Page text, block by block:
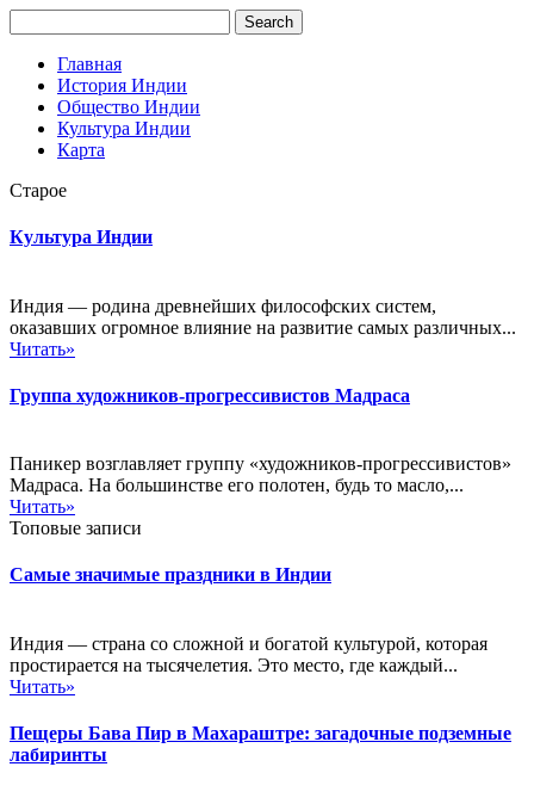
Главная
История Индии
Общество Индии
Культура Индии
Карта
Старое
Культура Индии
Индия — родина древнейших философских систем,
оказавших огромное влияние на развитие самых различных...
Читать»
Группа художников-прогрессивистов Мадраса
Паникер возглавляет группу «художников-прогрессивистов»
Мадраса. На большинстве его полотен, будь то масло,...
Читать»
Топовые записи
Самые значимые праздники в Индии
Индия — страна со сложной и богатой культурой, которая
простирается на тысячелетия. Это место, где каждый...
Читать»
Пещеры Бава Пир в Махараштре: загадочные подземные
лабиринты